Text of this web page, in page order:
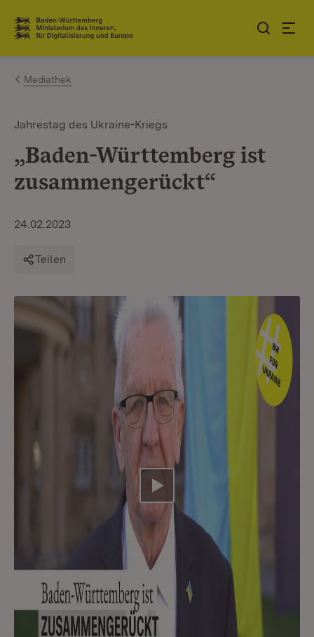
Zum Inhalt springen
Link zur Startseite
Mediathek
Jahrestag des Ukraine-Kriegs
„Baden-Württemberg ist
zusammengerückt“
24.02.2023
Teilen
Video abspielen